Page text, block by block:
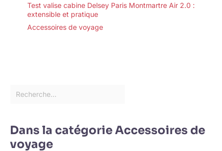
Test valise cabine Delsey Paris Montmartre Air 2.0 :
extensible et pratique
Accessoires de voyage
Dans la catégorie Accessoires de
voyage